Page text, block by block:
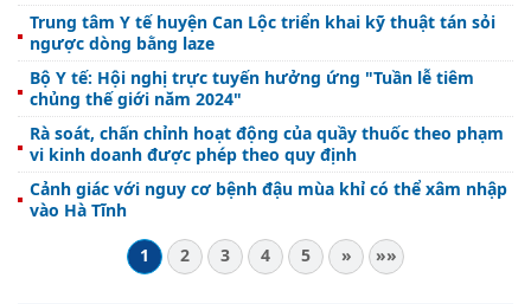
Trung tâm Y tế huyện Can Lộc triển khai kỹ thuật tán sỏi
ngược dòng bằng laze
Bộ Y tế: Hội nghị trực tuyến hưởng ứng "Tuần lễ tiêm
chủng thế giới năm 2024"
Rà soát, chấn chỉnh hoạt động của quầy thuốc theo phạm
vi kinh doanh được phép theo quy định
Cảnh giác với nguy cơ bệnh đậu mùa khỉ có thể xâm nhập
vào Hà Tĩnh
1
2 3 4 5 » »»